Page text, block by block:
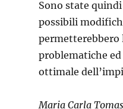
Sono state
possibili
permetterebbero
problematiche
ottimale
Maria Carla